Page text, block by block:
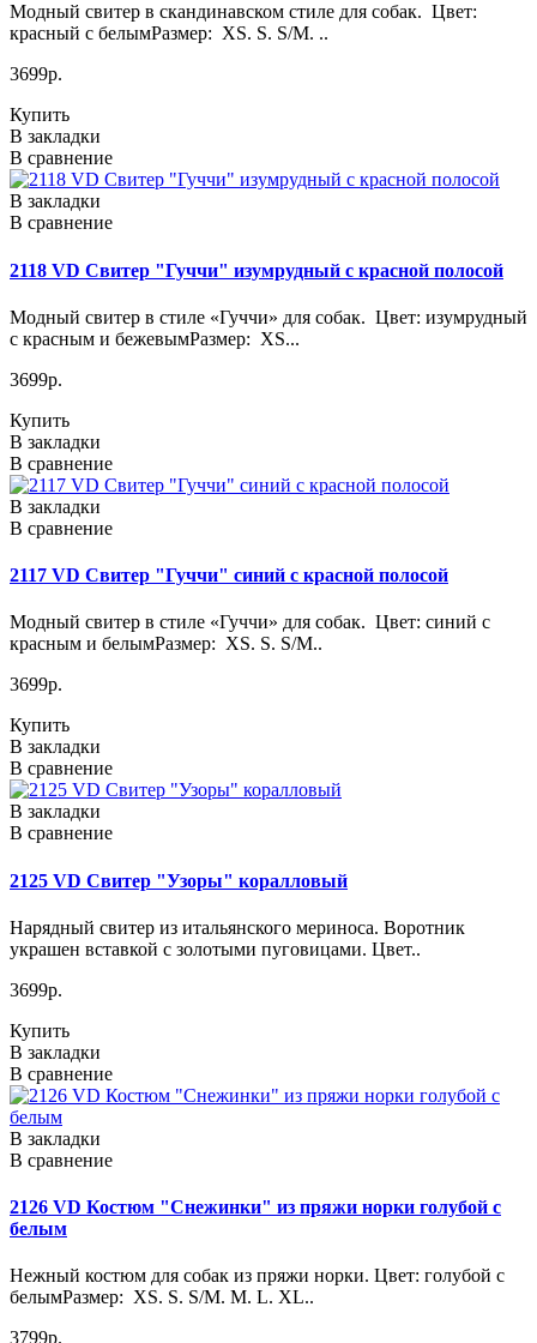
Модный свитер в скандинавском стиле для собак. Цвет:
красный с белымРазмер: XS. S. S/M. ..
3699р.
Купить
В закладки
В сравнение
В закладки
В сравнение
2118 VD Свитер "Гуччи" изумрудный с красной полосой
Модный свитер в стиле «Гуччи» для собак. Цвет: изумрудный
с красным и бежевымРазмер: XS...
3699р.
Купить
В закладки
В сравнение
В закладки
В сравнение
2117 VD Свитер "Гуччи" синий с красной полосой
Модный свитер в стиле «Гуччи» для собак. Цвет: синий с
красным и белымРазмер: XS. S. S/M..
3699р.
Купить
В закладки
В сравнение
В закладки
В сравнение
2125 VD Свитер "Узоры" коралловый
Нарядный свитер из итальянского мериноса. Воротник
украшен вставкой с золотыми пуговицами. Цвет..
3699р.
Купить
В закладки
В сравнение
В закладки
В сравнение
2126 VD Костюм "Снежинки" из пряжи норки голубой с
белым
Нежный костюм для собак из пряжи норки. Цвет: голубой с
белымРазмер: XS. S. S/M. M. L. XL..
3799р.